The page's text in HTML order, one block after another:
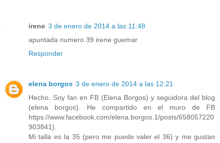
irene 3 de enero de 2014 a las 11:48
apuntada numero 39 irene guemar
Responder
elena borgos 3 de enero de 2014 a las 12:21
Hecho. Soy fan en FB (Elena Borgos) y seguidora del blog
(elena borgos). He compartido en el muro de FB
https://www.facebook.com/elena.borgos.1/posts/658057220
903841).
Mi talla es la 35 (pero me puede valer el 36) y me gustan